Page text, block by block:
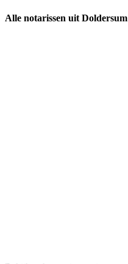
Alle notarissen uit Doldersum